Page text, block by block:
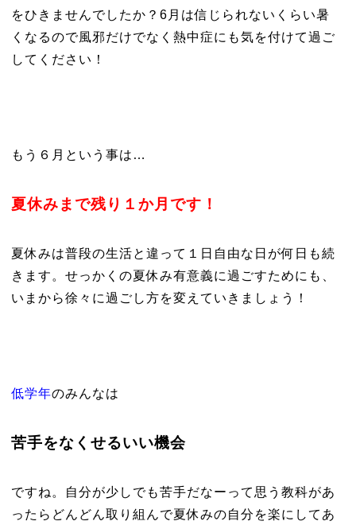
をひきませんでしたか？6月は信じられないくらい暑
くなるので風邪だけでなく熱中症にも気を付けて過ご
してください！
もう６月という事は…
夏休みまで残り１か月です！
夏休みは普段の生活と違って１日自由な日が何日も続
きます。せっかくの夏休み有意義に過ごすためにも、
いまから徐々に過ごし方を変えていきましょう！
低学年のみんなは
苦手をなくせるいい機会
ですね。自分が少しでも苦手だなーって思う教科があ
ったらどんどん取り組んで夏休みの自分を楽にしてあ